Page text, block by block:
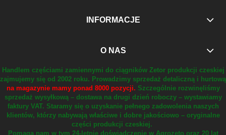
INFORMACJE
O NAS
Handlem częściami zamiennymi do ciągników Zetor produkcji czeskiej
zajmujemy się od 2002 roku. Prowadzimy sprzedaż detaliczną i hurtową
na magazynie mamy ponad 8000 pozycji. Szczególnie rozwinęliśmy
sprzedaż wysyłkową – dostawa na drugi dzień roboczy – wystawiamy
faktury VAT. Staramy się o uzyskanie pełnego zadowolenia naszych
klientów, którzy nabywają właściwe i dobre jakościowo – oryginalne
części produkcji czeskiej.
Pomaga nam w tym 24-letnie doświadczenie w Agrozeto oraz 20 lat